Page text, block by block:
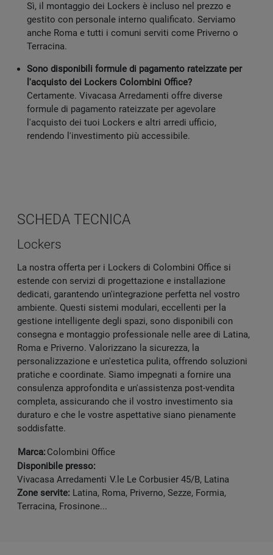
Sì, il montaggio dei Lockers è incluso nel prezzo e
gestito con personale interno qualificato. Serviamo
anche Roma e tutti i comuni serviti come Priverno o
Terracina.
Sono disponibili formule di pagamento rateizzate per
l'acquisto dei Lockers Colombini Office?
Certamente. Vivacasa Arredamenti offre diverse
formule di pagamento rateizzate per agevolare
l'acquisto dei tuoi Lockers e altri arredi ufficio,
rendendo l'investimento più accessibile.
SCHEDA TECNICA
Lockers
La nostra offerta per i Lockers di Colombini Office si
estende con servizi di progettazione e installazione
dedicati, garantendo un'integrazione perfetta nel vostro
ambiente. Questi sistemi modulari, eccellenti per la
gestione intelligente degli spazi, sono disponibili con
consegna e montaggio professionale nelle aree di Latina,
Roma e Priverno. Valorizzano la sicurezza, la
personalizzazione e un'estetica pulita, offrendo soluzioni
pratiche e coordinate. Siamo impegnati a fornire una
consulenza approfondita e un'assistenza post-vendita
completa, assicurando che il vostro investimento sia
duraturo e che le vostre aspettative siano pienamente
soddisfatte.
Marca:Colombini Office
Disponibile presso:
Vivacasa Arredamenti V.le Le Corbusier 45/B, Latina
Zone servite: Latina, Roma, Priverno, Sezze, Formia,
Terracina, Frosinone...